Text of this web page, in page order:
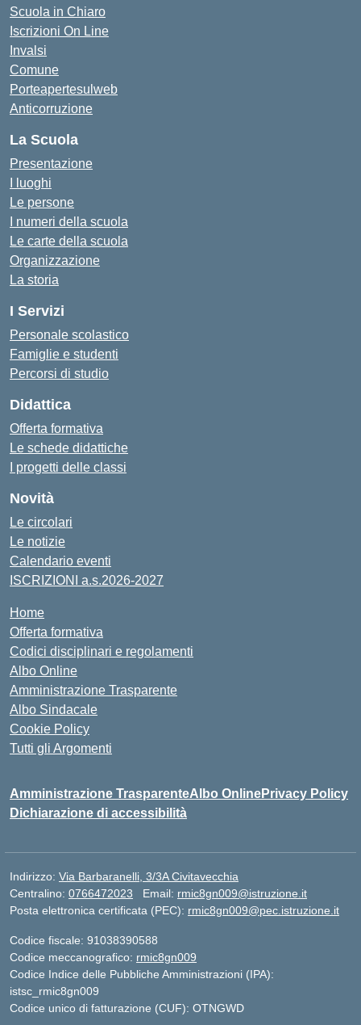
Scuola in Chiaro
Iscrizioni On Line
Invalsi
Comune
Porteapertesulweb
Anticorruzione
La Scuola
Presentazione
I luoghi
Le persone
I numeri della scuola
Le carte della scuola
Organizzazione
La storia
I Servizi
Personale scolastico
Famiglie e studenti
Percorsi di studio
Didattica
Offerta formativa
Le schede didattiche
I progetti delle classi
Novità
Le circolari
Le notizie
Calendario eventi
ISCRIZIONI a.s.2026-2027
Home
Offerta formativa
Codici disciplinari e regolamenti
Albo Online
Amministrazione Trasparente
Albo Sindacale
Cookie Policy
Tutti gli Argomenti
Amministrazione TrasparenteAlbo OnlinePrivacy Policy
Dichiarazione di accessibilità
Indirizzo: Via Barbaranelli, 3/3A Civitavecchia
Centralino: 0766472023 Email: rmic8gn009@istruzione.it
Posta elettronica certificata (PEC): rmic8gn009@pec.istruzione.it
Codice fiscale: 91038390588
Codice meccanografico: rmic8gn009
Codice Indice delle Pubbliche Amministrazioni (IPA):
istsc_rmic8gn009
Codice unico di fatturazione (CUF): OTNGWD